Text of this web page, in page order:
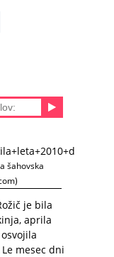
šahovska
je bila
aprila
mesec dni